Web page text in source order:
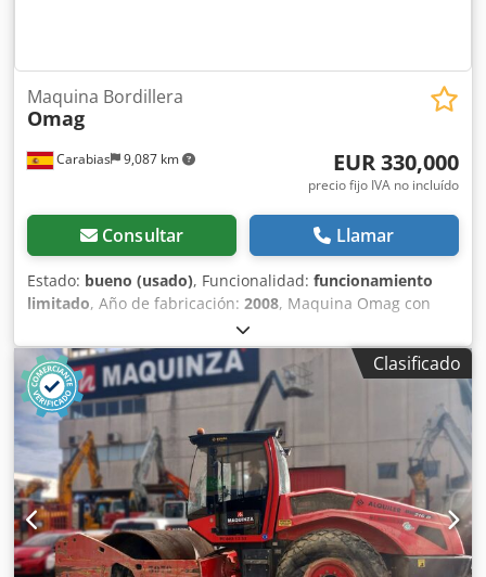
Carabias 9,087 km
Maquina Bordillera
Omag
EUR 330,000
precio fijo IVA no incluído
Consultar Llamar
Estado: bueno (usado), Funcionalidad: funcionamiento
limitado, Año de fabricación: 2008, Maquina Omag con
varios programas de fabricado adoquines todos los
modelos, bloques , bordillos de escuadra y bordillos
normales(4programas). Se trata de una planta completa
compuesta de Robot de secado y automatización total en
el proceso de alimentación de productos . Planta anexa de
Silos de clasificación de áridos y automatización de dos
hormigoneras axiales de 4m3 con un total de unas 150t de
peso el equipo completo , con 36 moldes de diversos
según lista que adjuntamos y pistón intercambiable. La
maquina tanto el automatismo como la planta de Aridos y
la planta de colores para el tratamiento se encuentra
Clasificado